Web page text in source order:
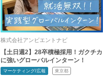
株式会社アンビエントナビ
【土日週2】28卒積極採用！ガクチカ
に強いグローバルインターン！
マーケティング/広報 東京都